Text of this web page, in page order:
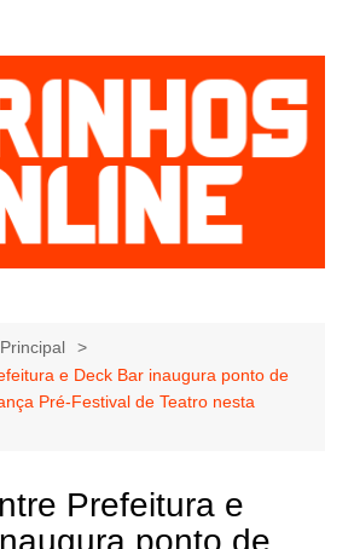
Principal
e Deck Bar inaugura ponto de
Pré-Festival de Teatro nesta
Prefeitura e
ponto de